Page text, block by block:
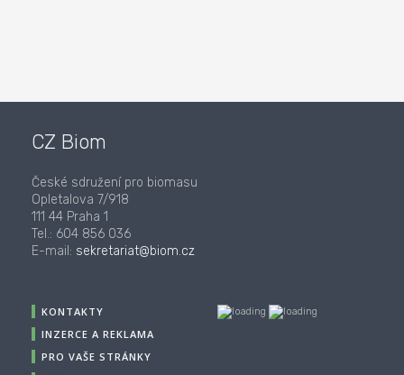
CZ Biom
České sdružení pro biomasu
Opletalova 7/918
111 44 Praha 1
Tel.: 604 856 036
E-mail: sekretariat@biom.cz
KONTAKTY
INZERCE A REKLAMA
PRO VAŠE STRÁNKY